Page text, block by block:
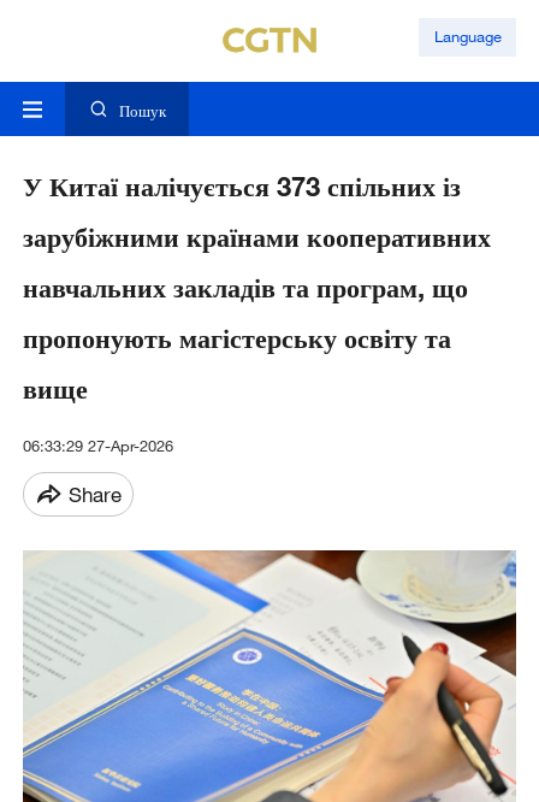
Language
Пошук
У Китаї налічується 373 спільних із
зарубіжними країнами кооперативних
навчальних закладів та програм, що
пропонують магістерську освіту та
вище
06:33:29 27-Apr-2026
Share